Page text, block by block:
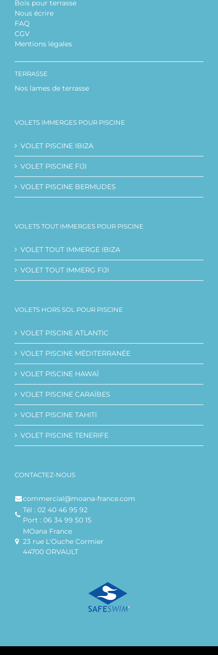
Bois pour terrasse
Nous écrire
FAQ
CGV
Mentions légales
TERRASSE
Nos lames de terrasse
VOLETS IMMERGES POUR PISCINE
VOLET PISCINE IBIZA
VOLET PISCINE FIJI
VOLET PISCINE BERMUDES
VOLETS TOUT IMMERGES POUR PISCINE
VOLET TOUT IMMERGE IBIZA
VOLET TOUT IMMERG FIJI
VOLETS HORS SOL POUR PISCINE
VOLET PISCINE ATLANTIC
VOLET PISCINE MÉDITERRANÉE
VOLET PISCINE HAWAÏ
VOLET PISCINE CARAÏBES
VOLET PISCINE TAHITI
VOLET PISCINE TENERIFE
CONTACTEZ-NOUS
commercial@moana-france.com
Tél : 02 40 46 95 92
Port : 06 34 99 50 15
MOana France
23 rue L'Ouche Cormier
44700 ORVAULT